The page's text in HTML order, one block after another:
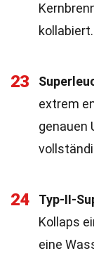
kollabiert.
23
extrem
genauen
24 Typ-II-
Kollaps
eine